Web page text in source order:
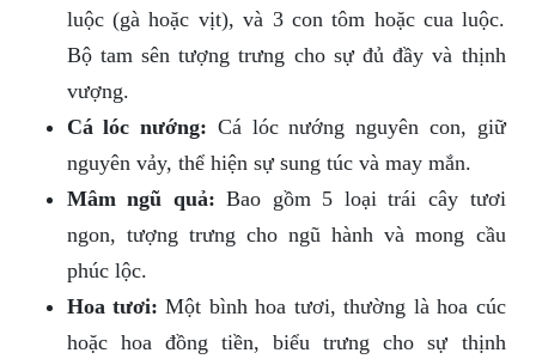
luộc (gà hoặc vịt), và 3 con tôm hoặc cua luộc.
Bộ tam sên tượng trưng cho sự đủ đầy và thịnh
vượng.
Cá lóc nướng: Cá lóc nướng nguyên con, giữ
nguyên vảy, thể hiện sự sung túc và may mắn.
Mâm ngũ quả: Bao gồm 5 loại trái cây tươi
ngon, tượng trưng cho ngũ hành và mong cầu
phúc lộc.
Hoa tươi: Một bình hoa tươi, thường là hoa cúc
hoặc hoa đồng tiền, biểu trưng cho sự thịnh